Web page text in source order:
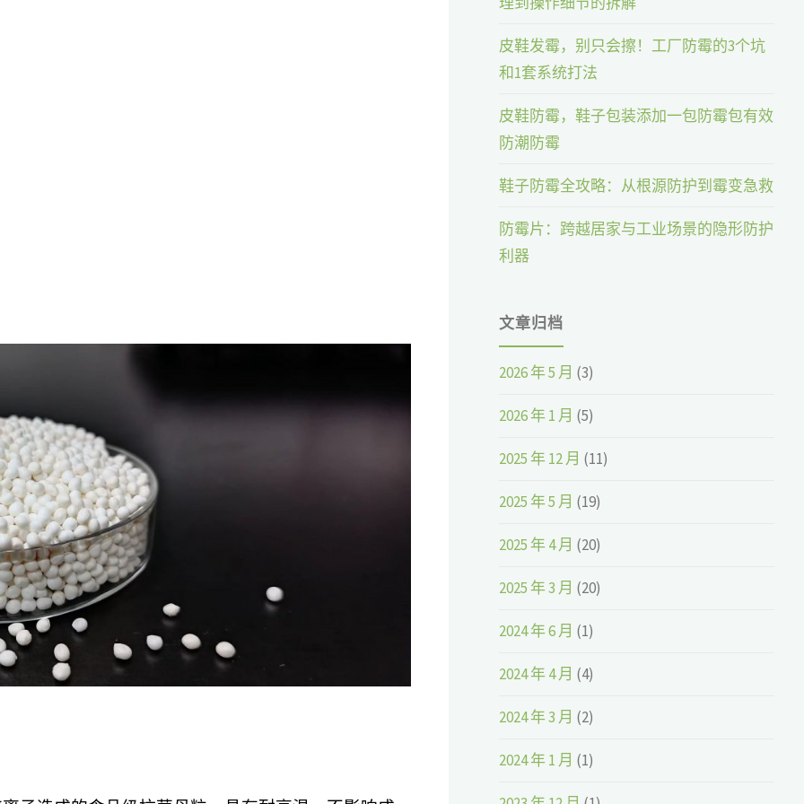
皮鞋发霉，别只会擦！工厂防霉的3个坑
和1套系统打法
皮鞋防霉，鞋子包装添加一包防霉包有效
防潮防霉
鞋子防霉全攻略：从根源防护到霉变急救
防霉片：跨越居家与工业场景的隐形防护
利器
文章归档
2026 年 5 月 (3)
2026 年 1 月 (5)
2025 年 12 月 (11)
2025 年 5 月 (19)
2025 年 4 月 (20)
2025 年 3 月 (20)
2024 年 6 月 (1)
2024 年 4 月 (4)
2024 年 3 月 (2)
2024 年 1 月 (1)